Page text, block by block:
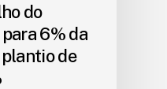
do
6% da
plantio de